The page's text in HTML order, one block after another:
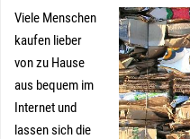
Viele Menschen
kaufen lieber
von zu Hause
aus bequem im
Internet und
lassen sich die